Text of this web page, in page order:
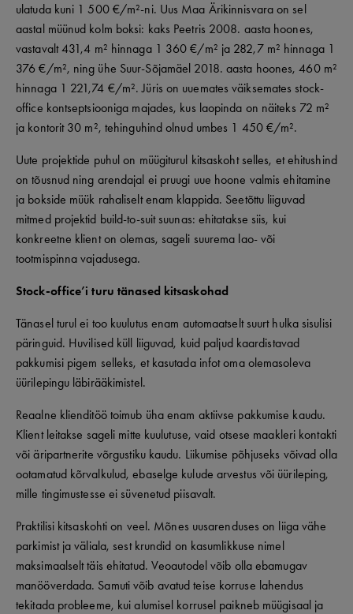
ulatuda kuni 1 500 €/m²-ni. Uus Maa Ärikinnisvara on sel
aastal müünud kolm boksi: kaks Peetris 2008. aasta hoones,
vastavalt 431,4 m² hinnaga 1 360 €/m² ja 282,7 m² hinnaga 1
376 €/m², ning ühe Suur-Sõjamäel 2018. aasta hoones, 460 m²
hinnaga 1 221,74 €/m². Jüris on uuemates väiksemates stock-
office kontseptsiooniga majades, kus laopinda on näiteks 72 m²
ja kontorit 30 m², tehinguhind olnud umbes 1 450 €/m².
Uute projektide puhul on müügiturul kitsaskoht selles, et ehitushind
on tõusnud ning arendajal ei pruugi uue hoone valmis ehitamine
ja bokside müük rahaliselt enam klappida. Seetõttu liiguvad
mitmed projektid build-to-suit suunas: ehitatakse siis, kui
konkreetne klient on olemas, sageli suurema lao- või
tootmispinna vajadusega.
Stock-office’i turu tänased kitsaskohad
Tänasel turul ei too kuulutus enam automaatselt suurt hulka sisulisi
päringuid. Huvilised küll liiguvad, kuid paljud kaardistavad
pakkumisi pigem selleks, et kasutada infot oma olemasoleva
üürilepingu läbirääkimistel.
Reaalne klienditöö toimub üha enam aktiivse pakkumise kaudu.
Klient leitakse sageli mitte kuulutuse, vaid otsese maakleri kontakti
või äripartnerite võrgustiku kaudu. Liikumise põhjuseks võivad olla
ootamatud kõrvalkulud, ebaselge kulude arvestus või üürileping,
mille tingimustesse ei süvenetud piisavalt.
Praktilisi kitsaskohti on veel. Mõnes uusarenduses on liiga vähe
parkimist ja väliala, sest krundid on kasumlikkuse nimel
maksimaalselt täis ehitatud. Veoautodel võib olla ebamugav
manööverdada. Samuti võib avatud teise korruse lahendus
tekitada probleeme, kui alumisel korrusel paikneb müügisaal ja